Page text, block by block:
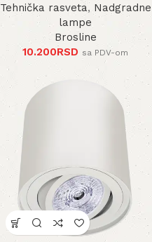
Tehnička rasveta, Nadgradne
lampe
Brosline
10.200RSD sa PDV-om